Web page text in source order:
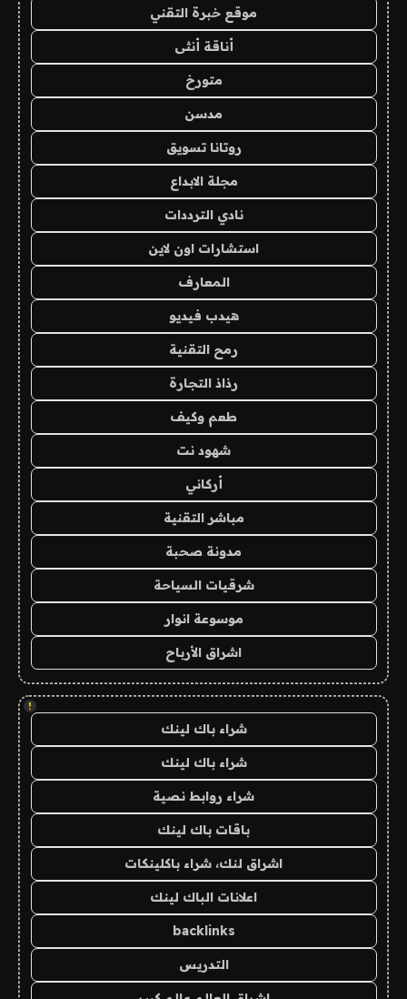
موقع خبرة التقني
أناقة أنثى
متورخ
مدسن
روتانا تسويق
مجلة الابداع
نادي الترددات
استشارات اون لاين
المعارف
هيدب فيديو
رمح التقنية
رذاذ التجارة
طعم وكيف
شهود نت
أركاني
مباشر التقنية
مدونة صحبة
شرقيات السياحة
موسوعة انوار
اشراق الأرباح
!
شراء باك لينك
شراء باك لينك
شراء روابط نصية
باقات باك لينك
اشراق لنك، شراء باكلينكات
اعلانات الباك لينك
backlinks
التدريس